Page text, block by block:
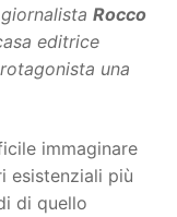
Rocco
editrice
una
immaginare
esistenziali più
di quello